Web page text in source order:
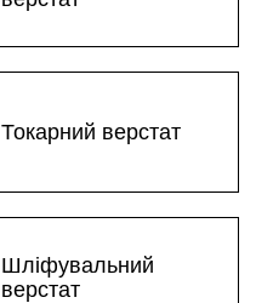
Токарний верстат
Шліфувальний
верстат